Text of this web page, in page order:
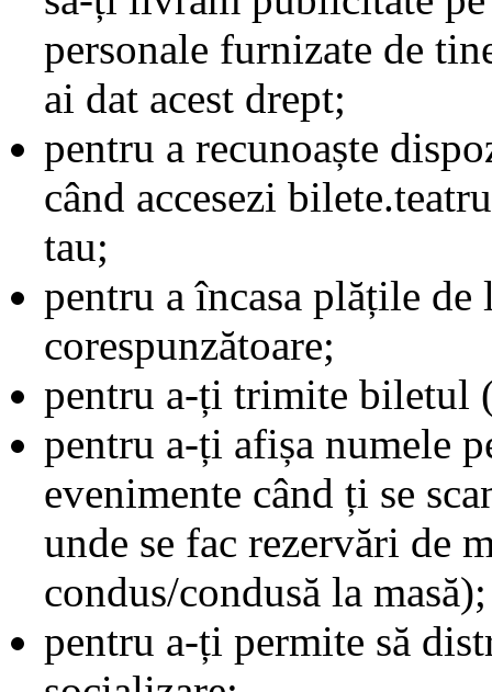
personale furnizate de
ai dat acest drept;
pentru a recunoaște
când accesezi
tau;
pentru a încasa plățile
corespunzătoare;
pentru a-ți trimite biletul
pentru a-ți afișa numele
evenimente când ți se
unde se fac rezervări de
condus/condusă la masă);
pentru a-ți permite să